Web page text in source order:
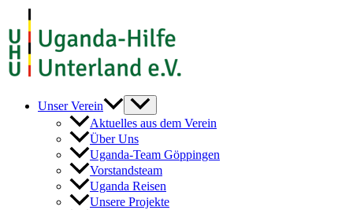
Zum
Inhalt
springen
Unser Verein
Aktuelles aus dem Verein
Über Uns
Uganda-Team Göppingen
Vorstandsteam
Uganda Reisen
Unsere Projekte